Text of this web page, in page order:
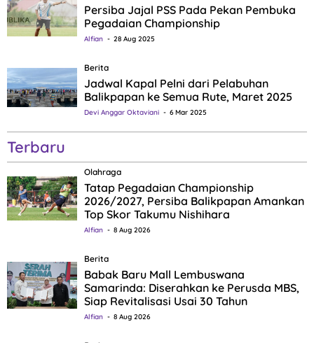
Persiba Jajal PSS Pada Pekan Pembuka
Pegadaian Championship
Alfian 28 Aug 2025
Berita
Jadwal Kapal Pelni dari Pelabuhan
Balikpapan ke Semua Rute, Maret 2025
Devi Anggar Oktaviani 6 Mar 2025
Terbaru
Olahraga
Tatap Pegadaian Championship
2026/2027, Persiba Balikpapan Amankan
Top Skor Takumu Nishihara
Alfian 8 Aug 2026
Berita
Babak Baru Mall Lembuswana
Samarinda: Diserahkan ke Perusda MBS,
Siap Revitalisasi Usai 30 Tahun
Alfian 8 Aug 2026